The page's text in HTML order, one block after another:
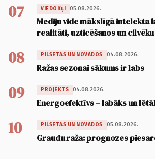
07 VIEDOKĻI 05.08.2026.
Mediju vide mākslīgā intelekta
realitāti, uzticēšanos un
08 PILSĒTĀS UN NOVADOS 04.08.2026.
Ražas sezonai sākums ir labs
09 PROJEKTS 04.08.2026.
Energoefektīvs – labāks un
10 PILSĒTĀS UN NOVADOS 05.08.2026.
Graudu raža: prognozes